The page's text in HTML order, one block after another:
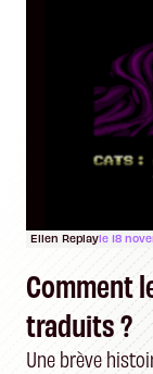
Ellen Replayle 18
Comment
traduits ?
Une brève